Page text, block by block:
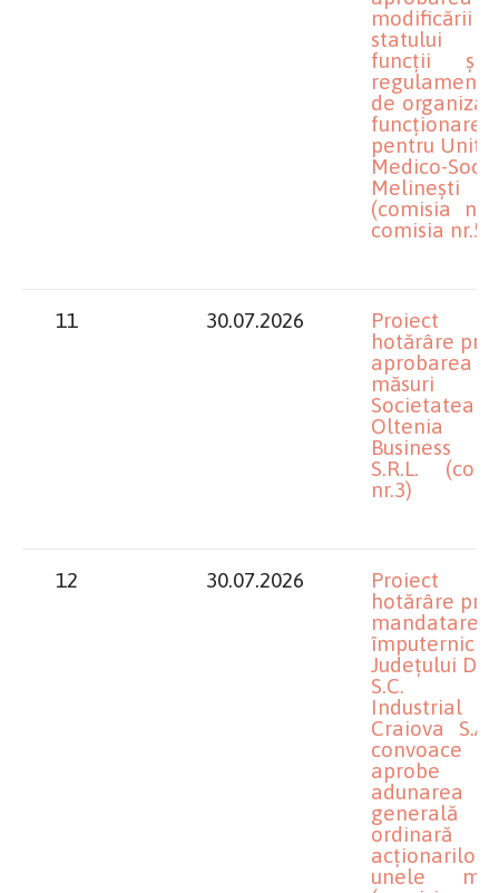
modificării
statului
funcții
de
funcționare
pentru
Medico-
Melinești
(comisia
comisia nr.5)
11 30.07.2026
Proiect
hotărâre
aprobarea
măsuri
Societatea
Oltenia
Business
S.R.L.
nr.3)
12 30.07.2026
Proiect
hotărâre
mandatarea
Județului
S.C.
Industrial
Craiova
convoace
aprobe
adunarea
generală
acționarilor
unele